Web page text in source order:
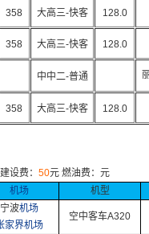
358 大高三-快客 128.0
358 大高三-快客 128.0
中中二-普通
358 大高三-快客 128.0
建设费： 50元 燃油费：元
机场
机型
宁波机场
家界机场
空中客车A320